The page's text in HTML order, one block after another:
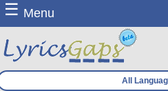
☰ Menu
All